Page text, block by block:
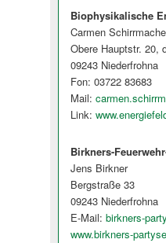
Biophysikalische
Carmen
Obere Hauptstr. 20,
09243 Niederfrohna
Fon: 03722 83683
Mail:
Link:
Birkners-
Jens Birkner
Bergstraße 33
09243 Niederfrohna
E-Mail: birkners-
www.birkners-